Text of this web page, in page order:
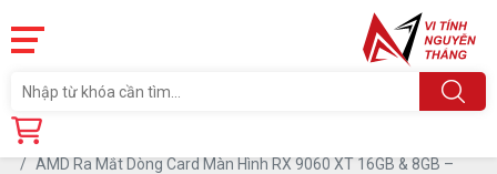
Trang chủ
AMD Ra Mắt Dòng Card Màn Hình RX 9060 XT 16GB & 8GB –